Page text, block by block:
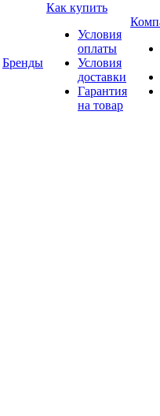
Бренды
Как купить
Условия
оплаты
Условия
доставки
Гарантия
на товар